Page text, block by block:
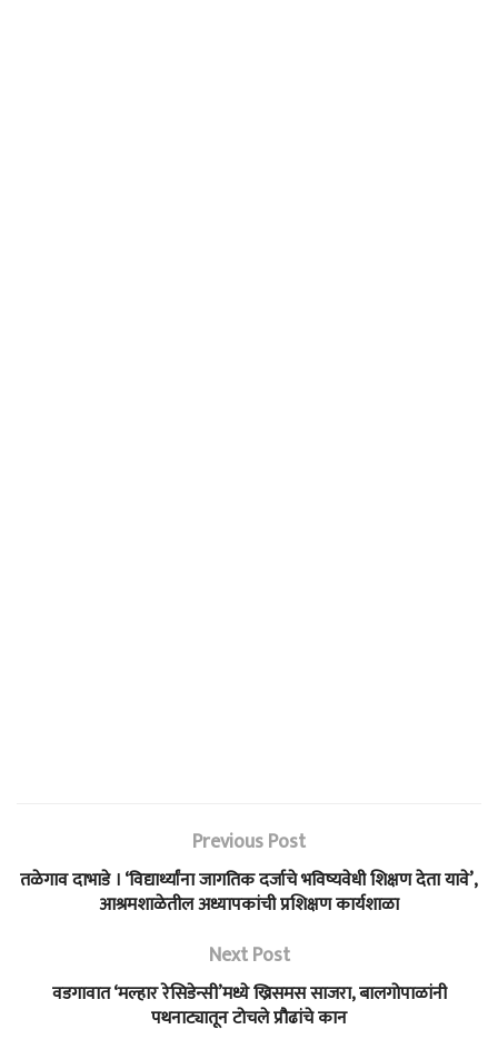
Previous Post
तळेगाव दाभाडे । ‘विद्यार्थ्यांना जागतिक दर्जाचे भविष्यवेधी शिक्षण देता यावे’,
आश्रमशाळेतील अध्यापकांची प्रशिक्षण कार्यशाळा
Next Post
वडगावात ‘मल्हार रेसिडेन्सी’मध्ये ख्रिसमस साजरा, बालगोपाळांनी
पथनाट्यातून टोचले प्रौढांचे कान